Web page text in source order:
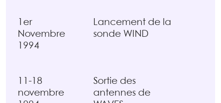
1er
Novembre
1994
Lancement de la
sonde WIND
11-18
novembre
Sortie des
antennes de